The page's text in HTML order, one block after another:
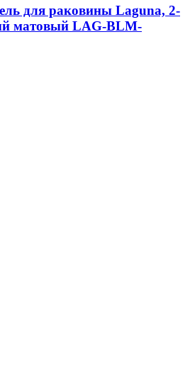
для раковины Laguna, 2-
матовый LAG-BLM-